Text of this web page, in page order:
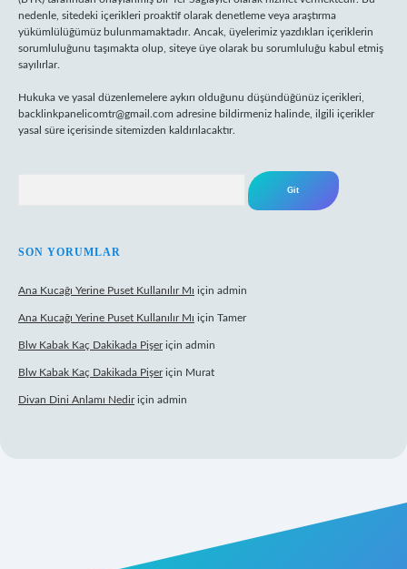
nedenle, sitedeki içerikleri proaktif olarak denetleme veya araştırma
yükümlülüğümüz bulunmamaktadır. Ancak, üyelerimiz yazdıkları içeriklerin
sorumluluğunu taşımakta olup, siteye üye olarak bu sorumluluğu kabul etmiş
sayılırlar.
Hukuka ve yasal düzenlemelere aykırı olduğunu düşündüğünüz içerikleri,
backlinkpanelicomtr@gmail.com adresine bildirmeniz halinde, ilgili içerikler
yasal süre içerisinde sitemizden kaldırılacaktır.
SON YORUMLAR
Ana Kucağı Yerine Puset Kullanılır Mı için admin
Ana Kucağı Yerine Puset Kullanılır Mı için Tamer
Blw Kabak Kaç Dakikada Pişeriçin admin
Blw Kabak Kaç Dakikada Pişeriçin Murat
Divan Dini Anlamı Nediriçin admin